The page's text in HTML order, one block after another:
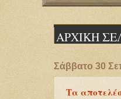
ΑΡΧΙΚΗ
Σάββατο 30
Τα